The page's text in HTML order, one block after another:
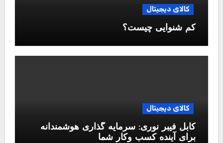
کالای دیجیتال
کم شنوایی چیست؟
کالای دیجیتال
کابل فیبر نوری: سرمایه گذاری هوشمندانه
برای آینده کسب وکار شما